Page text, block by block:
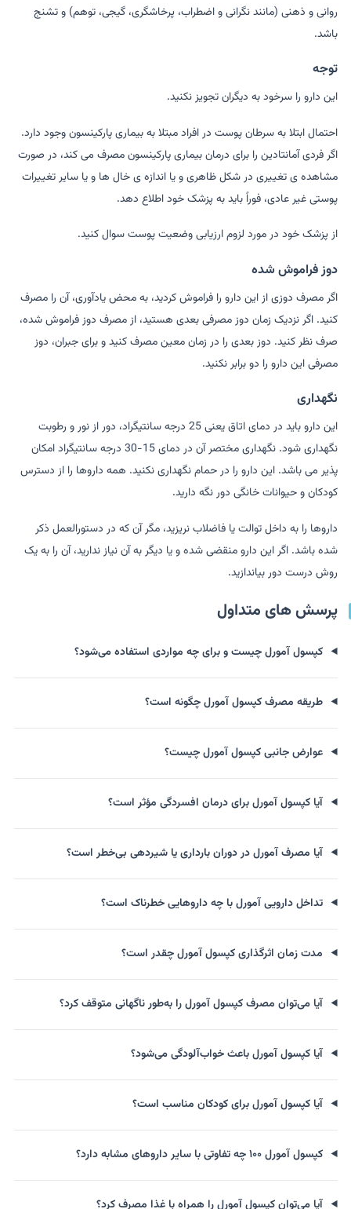
روانی و ذهنی (مانند نگرانی و اضطراب، پرخاشگری، گیجی، توهم) و تشنج
باشد.
توجه
این دارو را سرخود به دیگران تجویز نکنید.
احتمال ابتلا به سرطان پوست در افراد مبتلا به بیماری پارکینسون وجود دارد.
اگر فردی آمانتادین را برای درمان بیماری پارکینسون مصرف می کند، در صورت
مشاهده ی تغییری در شکل ظاهری و یا اندازه ی خال ها و یا سایر تغییرات
پوستی غیر عادی، فوراً باید به پزشک خود اطلاع دهد.
از پزشک خود در مورد لزوم ارزیابی وضعیت پوست سوال کنید.
دوز فراموش شده
اگر مصرف دوزی از این دارو را فراموش کردید، به محض یادآوری، آن را مصرف
کنید. اگر نزدیک زمان دوز مصرفی بعدی هستید، از مصرف دوز فراموش شده،
صرف نظر کنید. دوز بعدی را در زمان معین مصرف کنید و برای جبران، دوز
مصرفی این دارو را دو برابر نکنید.
نگهداری
این دارو باید در دمای اتاق یعنی 25 درجه سانتیگراد، دور از نور و رطوبت
نگهداری شود. نگهداری مختصر آن در دمای 15-30 درجه سانتیگراد امکان
پذیر می باشد. این دارو را در حمام نگهداری نکنید. همه داروها را از دسترس
کودکان و حیوانات خانگی دور نگه دارید.
داروها را به داخل توالت یا فاضلاب نریزید، مگر آن که در دستورالعمل ذکر
شده باشد. اگر این دارو منقضی شده و یا دیگر به آن نیاز ندارید، آن را به یک
روش درست دور بیاندازید.
پرسش های متداول
کپسول آمورل چیست و برای چه مواردی استفاده می‌شود؟
طریقه مصرف کپسول آمورل چگونه است؟
عوارض جانبی کپسول آمورل چیست؟
آیا کپسول آمورل برای درمان افسردگی مؤثر است؟
آیا مصرف آمورل در دوران بارداری یا شیردهی بی‌خطر است؟
تداخل دارویی آمورل با چه داروهایی خطرناک است؟
مدت زمان اثرگذاری کپسول آمورل چقدر است؟
آیا می‌توان مصرف کپسول آمورل را به‌طور ناگهانی متوقف کرد؟
آیا کپسول آمورل باعث خواب‌آلودگی می‌شود؟
آیا کپسول آمورل برای کودکان مناسب است؟
کپسول آمورل ۱۰۰ چه تفاوتی با سایر داروهای مشابه دارد؟
آیا می‌توان کپسول آمورل را همراه با غذا مصرف کرد؟